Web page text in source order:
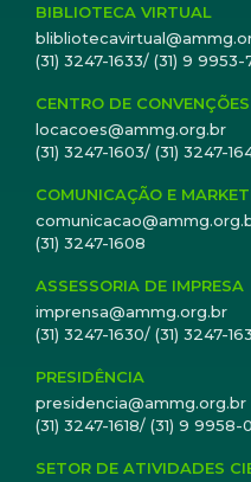
BIBLIOTECA VIRTUAL
(31) 3247-1633/ (31) 9 9953-
CENTRO DE
locacoes@ammg.org.br
(31) 3247-1603/ (31) 3247-
COMUNICAÇÃO E
(31) 3247-1608
ASSESSORIA DE IMPRESA
imprensa@ammg.org.br
(31) 3247-1630/ (31) 3247-
PRESIDÊNCIA
presidencia@ammg.org.br
(31) 3247-1618/ (31) 9 9958-
SETOR DE ATIVIDADES